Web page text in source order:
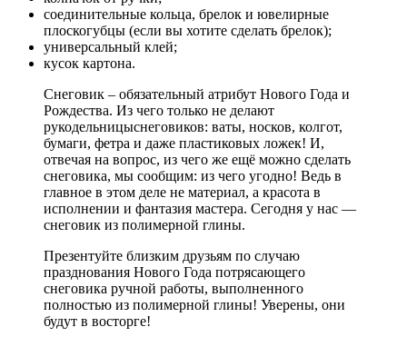
соединительные кольца, брелок и ювелирные
плоскогубцы (если вы хотите сделать брелок);
универсальный клей;
кусок картона.
Снеговик – обязательный атрибут Нового Года и
Рождества. Из чего только не делают
рукодельницыснеговиков: ваты, носков, колгот,
бумаги, фетра и даже пластиковых ложек! И,
отвечая на вопрос, из чего же ещё можно сделать
снеговика, мы сообщим: из чего угодно! Ведь в
главное в этом деле не материал, а красота в
исполнении и фантазия мастера. Сегодня у нас —
снеговик из полимерной глины.
Презентуйте близким друзьям по случаю
празднования Нового Года потрясающего
снеговика ручной работы, выполненного
полностью из полимерной глины! Уверены, они
будут в восторге!